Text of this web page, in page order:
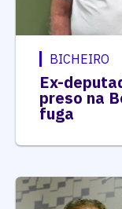
BICHEIRO
Ex-
preso na
fuga